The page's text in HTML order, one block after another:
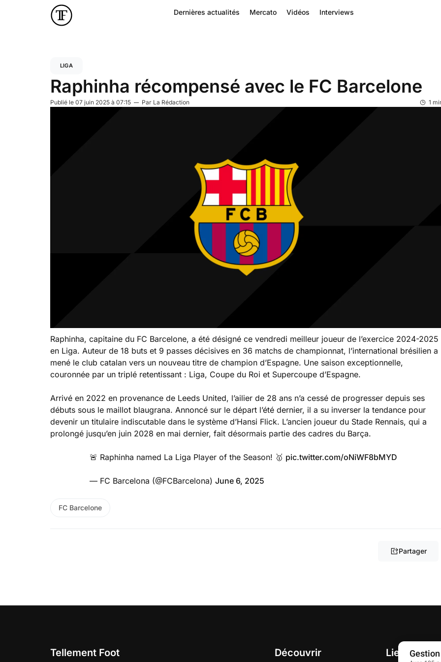
Dernières actualités Mercato Vidéos Interviews
LIGA
Raphinha récompensé avec le FC Barcelone
Publié le 07 juin 2025 à 07:15 Par La Rédaction 1
Raphinha, capitaine du FC Barcelone, a été désigné ce vendredi meilleur joueur de l’exercice 2024-2025
en Liga. Auteur de 18 buts et 9 passes décisives en 36 matchs de championnat, l’international brésilien a
mené le club catalan vers un nouveau titre de champion d’Espagne. Une saison exceptionnelle,
couronnée par un triplé retentissant : Liga, Coupe du Roi et Supercoupe d’Espagne.
Arrivé en 2022 en provenance de Leeds United, l’ailier de 28 ans n’a cessé de progresser depuis ses
débuts sous le maillot blaugrana. Annoncé sur le départ l’été dernier, il a su inverser la tendance pour
devenir un titulaire indiscutable dans le système d’Hansi Flick. L’ancien joueur du Stade Rennais, qui a
prolongé jusqu’en juin 2028 en mai dernier, fait désormais partie des cadres du Barça.
🚨 Raphinha named La Liga Player of the Season! 🥇 pic.twitter.com/oNiWF8bMYD
— FC Barcelona (@FCBarcelona) June 6, 2025
FC Barcelone
Partager
Tellement Foot Découvrir Liens utiles